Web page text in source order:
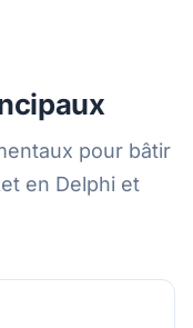
pour bâtir
en Delphi et